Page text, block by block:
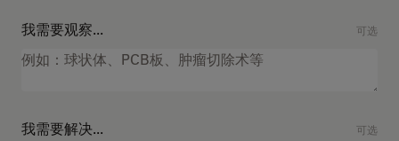
我需要观察... 可选
我需要解决... 可选